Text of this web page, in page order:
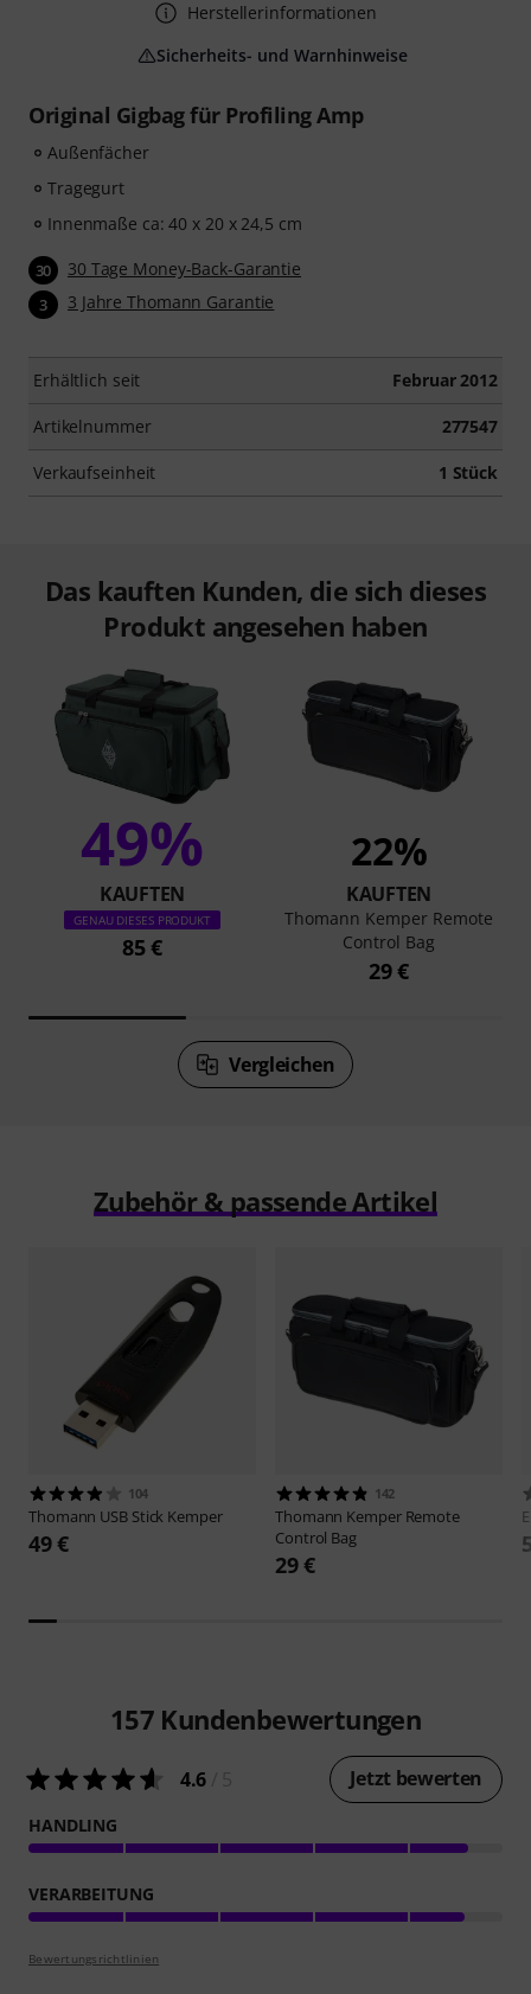
Original Gigbag für Profiling Amp
Außenfächer
Tragegurt
Innenmaße ca: 40 x 20 x 24,5 cm
30 30 Tage Money-Back-Garantie
3 3 Jahre Thomann Garantie
Erhältlich seit Februar 2012
Artikelnummer 277547
Verkaufseinheit 1 Stück
Herstellerinformationen
Sicherheits- und Warnhinweise
Das kauften Kunden, die sich dieses
Produkt angesehen haben
49%
KAUFTEN
GENAU DIESES PRODUKT
85 €
22%
KAUFTEN
Thomann Kemper Remote
Control Bag
29 €
Vergleichen
Zubehör & passende Artikel
104
Thomann USB Stick Kemper
49 €
142
Thomann Kemper Remote
Control Bag
29 €
157 Kundenbewertungen
4.6 Jetzt bewerten
HANDLING
VERARBEITUNG
Bewertungsrichtlinien